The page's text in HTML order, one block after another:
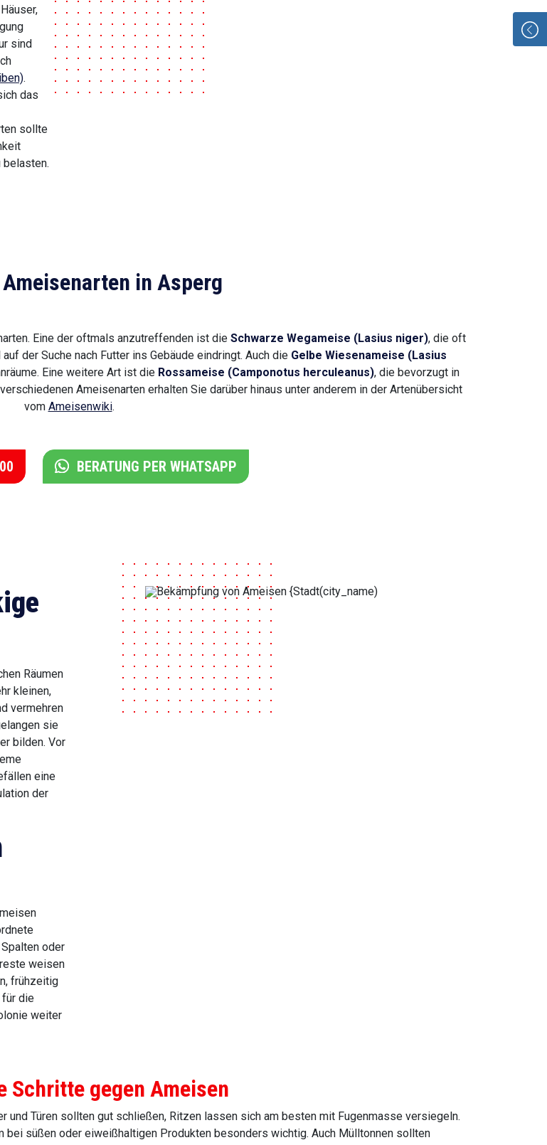
sind
.
das
sollte
belasten.
in Asperg
Eine der oftmals anzutreffenden ist die Schwarze Wegameise (Lasius niger), die oft
der Suche nach Futter ins Gebäude eindringt. Auch die Gelbe Wiesenameise (Lasius
Eine weitere Art ist die Rossameise (Camponotus herculeanus), die bevorzugt in
Ameisenarten erhalten Sie darüber hinaus unter anderem in der Artenübersicht
vom Ameisenwiki.
BERATUNG PER WHATSAPP
Räumen
kleinen,
vermehren
sie
bilden. Vor
eine
der
oder
weisen
frühzeitig
für die
weiter
Schritte gegen Ameisen
Türen sollten gut schließen, Ritzen lassen sich am besten mit Fugenmasse versiegeln.
süßen oder eiweißhaltigen Produkten besonders wichtig. Auch Mülltonnen sollten